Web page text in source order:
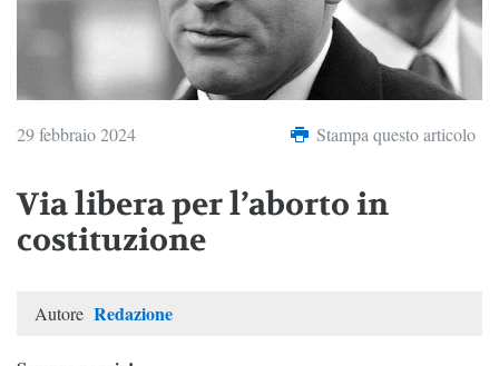
29 febbraio 2024 Stampa questo articolo
Via libera per l’aborto in
costituzione
Autore Redazione